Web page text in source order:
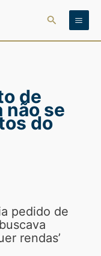
Pesquisar
de
não se
do
pedido de
rendas’